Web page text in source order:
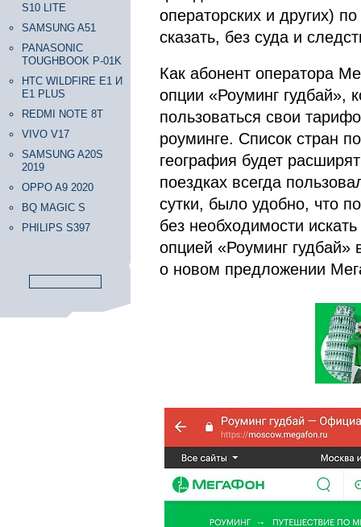
S10 LITE
SAMSUNG A51
PANASONIC
TOUGHBOOK P-01K
HTC WILDFIRE E1 И
E1 PLUS
REDMI NOTE 8T
VIVO V17
SAMSUNG A20S
2019
OPPO A9 2020
BQ MAGIC S
PHILIPS S397
операторских и других)
сказать, без суда и
Как абонент оператора
опции «Роуминг гудбай»,
пользоваться свои
роуминге. Список стран
география будет
поездках всегда
сутки, было удобно, что
без необходимости
опцией «Роуминг
о новом предложении